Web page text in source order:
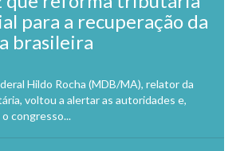
para a recuperação da
brasileira
Hildo Rocha (MDB/MA), relator da
voltou a alertar as autoridades e,
congresso...